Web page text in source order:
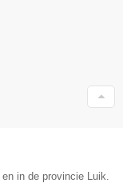
in de provincie Luik.